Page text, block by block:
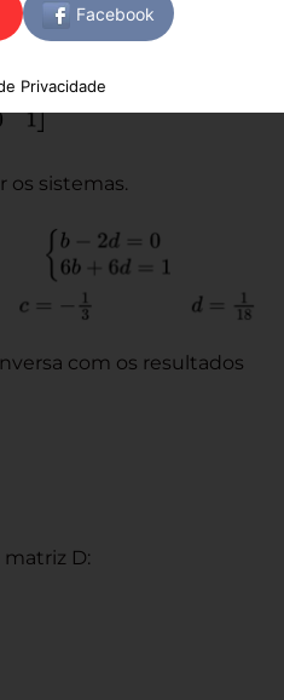
de matrizes.
os sistemas.
com os resultados
matriz D:
Privacidade